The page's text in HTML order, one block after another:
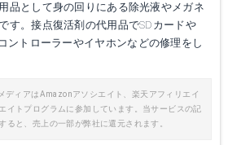
品として身の回りにある除光液やメガネ
す。接点復活剤の代用品でSDカードや
ントローラーやイヤホンなどの修理をし
ディアはAmazonアソシエイト、楽天アフィリエイ
イトプログラムに参加しています。当サービスの記
ると、売上の一部が弊社に還元されます。